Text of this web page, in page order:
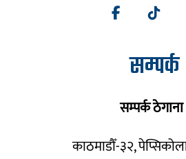
सम्पर्क
सम्पर्क
काठमाडौँ-३२,